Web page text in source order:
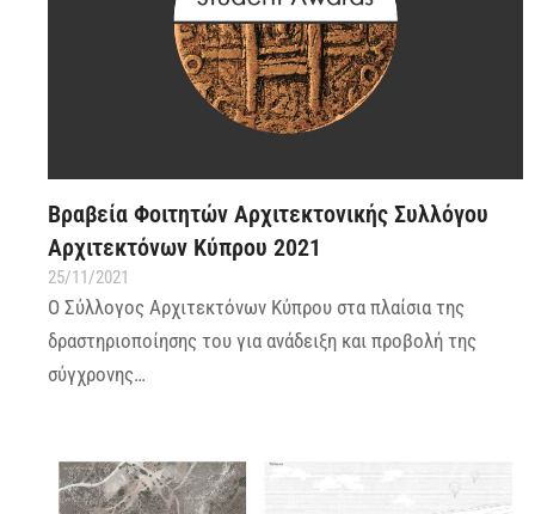
Βραβεία Φοιτητών Αρχιτεκτονικής Συλλόγου
Αρχιτεκτόνων Κύπρου 2021
25/11/2021
Ο Σύλλογος Αρχιτεκτόνων Κύπρου στα πλαίσια της
δραστηριοποίησης του για ανάδειξη και προβολή της
σύγχρονης…